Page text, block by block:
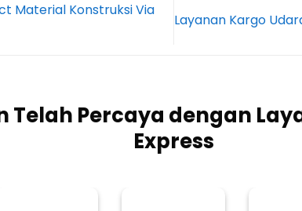
Material Konstruksi Via
Layanan Kargo
Telah Percaya dengan
Express